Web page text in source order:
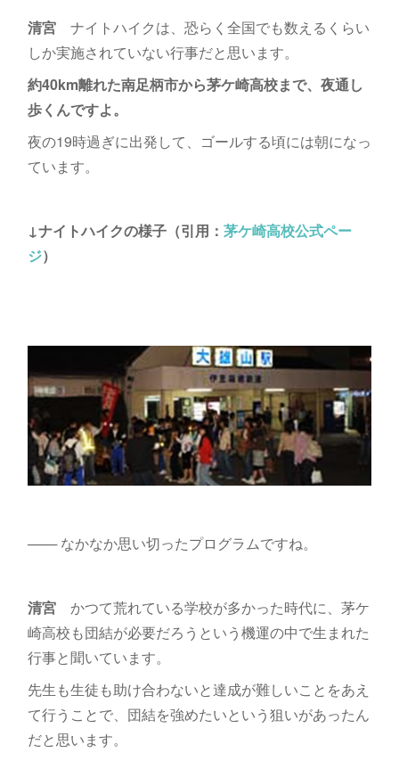
清宮ナイトハイクは、恐らく全国でも数えるくらい
しか実施されていない行事だと思います。
約40km離れた南足柄市から茅ケ崎高校まで、夜通し
歩くんですよ。
夜の19時過ぎに出発して、ゴールする頃には朝になっ
ています。
↓ナイトハイクの様子（引用： 茅ケ崎高校公式ペー
ジ）
─── なかなか思い切ったプログラムですね。
清宮かつて荒れている学校が多かった時代に、茅ケ
崎高校も団結が必要だろうという機運の中で生まれた
行事と聞いています。
先生も生徒も助け合わないと達成が難しいことをあえ
て行うことで、団結を強めたいという狙いがあったん
だと思います。